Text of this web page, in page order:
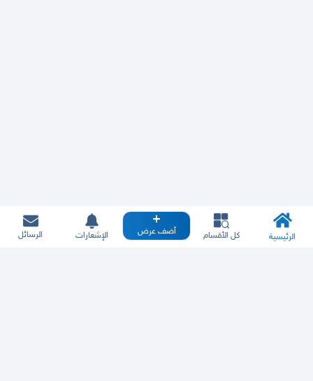
الرئيسية كل الأقسام أضف عرض الإشعارات الرسائل